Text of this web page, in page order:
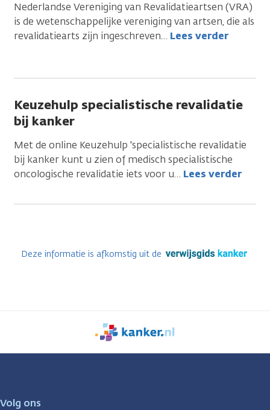
Nederlandse Vereniging van Revalidatieartsen (VRA)
is de wetenschappelijke vereniging van artsen, die als
revalidatiearts zijn ingeschreven… Lees verder
Keuzehulp specialistische revalidatie
bij kanker
Met de online Keuzehulp 'specialistische revalidatie
bij kanker kunt u zien of medisch specialistische
oncologische revalidatie iets voor u… Lees verder
Deze informatie is afkomstig uit de
We
zijn
Volg ons